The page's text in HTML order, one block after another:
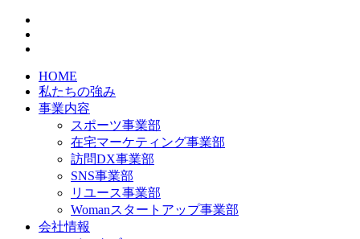
HOME
私たちの強み
事業内容
スポーツ事業部
在宅マーケティング事業部
訪問DX事業部
SNS事業部
リユース事業部
Womanスタートアップ事業部
会社情報